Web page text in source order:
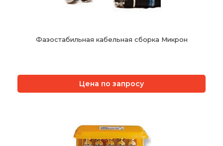
Фазостабильная кабельная сборка Микрон
Цена по запросу